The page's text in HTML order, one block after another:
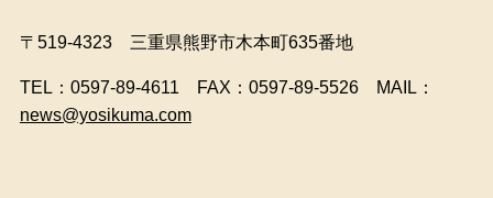
〒519-4323 三重県熊野市木本町635番地
​TEL：0597-89-4611 FAX：0597-89-5526 MAIL：
news@yosikuma.com